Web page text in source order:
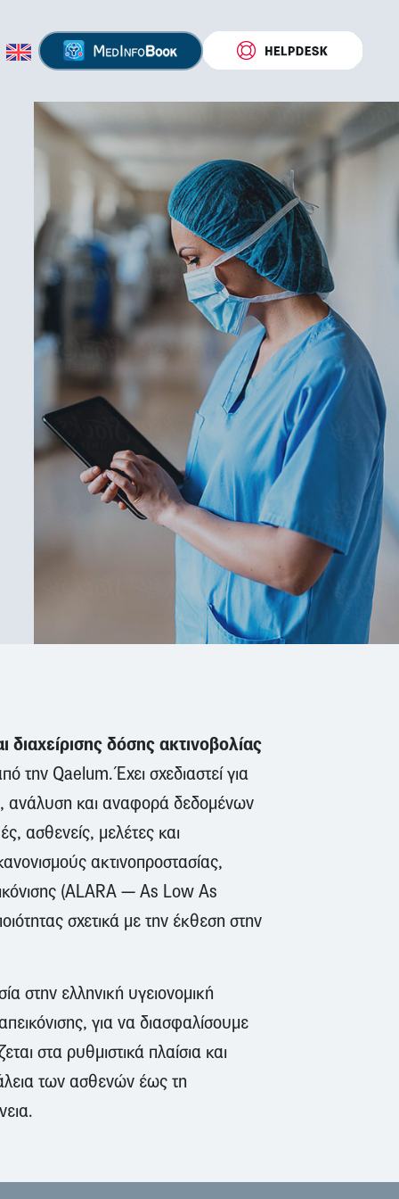
δόσης ακτινοβολίας
την Qaelum. Έχει σχεδιαστεί για
ανάλυση και αναφορά δεδομένων
ασθενείς, μελέτες και
ακτινοπροστασίας,
(ALARA — As Low As
σχετικά με την έκθεση στην
στην ελληνική υγειονομική
για να διασφαλίσουμε
στα ρυθμιστικά πλαίσια και
των ασθενών έως τη